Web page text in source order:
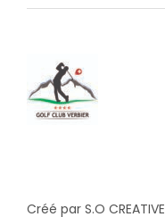
Créé par S.O CREATIVE